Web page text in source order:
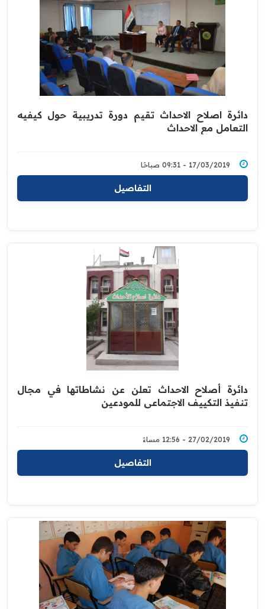
دائرة اصلاح الاحداث تقيم دورة تدريبية حول كيفيه
التعامل مع الاحداث
17/03/2019 - 09:31 صباحًا
التفاصيل
دائرة أصلاح الاحداث تعلن عن نشاطاتها في مجال
‏تنفيذ التكييف الاجتماعي للمودعين
27/02/2019 - 12:56 مساءً
التفاصيل